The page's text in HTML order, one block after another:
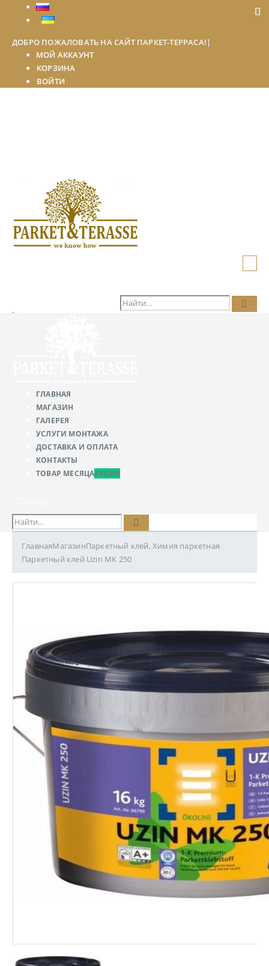
ДОБРО ПОЖАЛОВАТЬ НА САЙТ ПАРКЕТ-ТЕРРАСА! |
МОЙ АККАУНТ
КОРЗИНА
ВОЙТИ
ГЛАВНАЯ
МАГАЗИН
ГАЛЕРЕЯ
УСЛУГИ МОНТАЖА
ДОСТАВКА И ОПЛАТА
КОНТАКТЫ
ТОВАР МЕСЯЦААКЦИИ
ГлавнаяМагазинПаркетный клей,Химия паркетная
Паркетный клей Uzin MK 250